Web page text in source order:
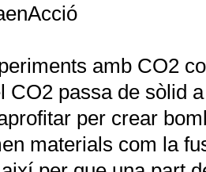
amb CO2
CO2 passa de sòlid
per crear
materials com la